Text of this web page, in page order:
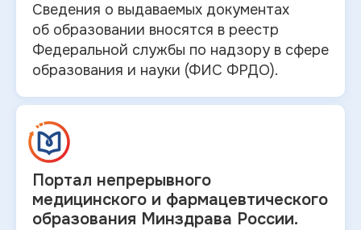
Сведения о выдаваемых документах
об образовании вносятся в реестр
Федеральной службы по надзору в сфере
образования и науки (ФИС ФРДО).
Портал непрерывного
медицинского и фармацевтического
образования Минздрава России.